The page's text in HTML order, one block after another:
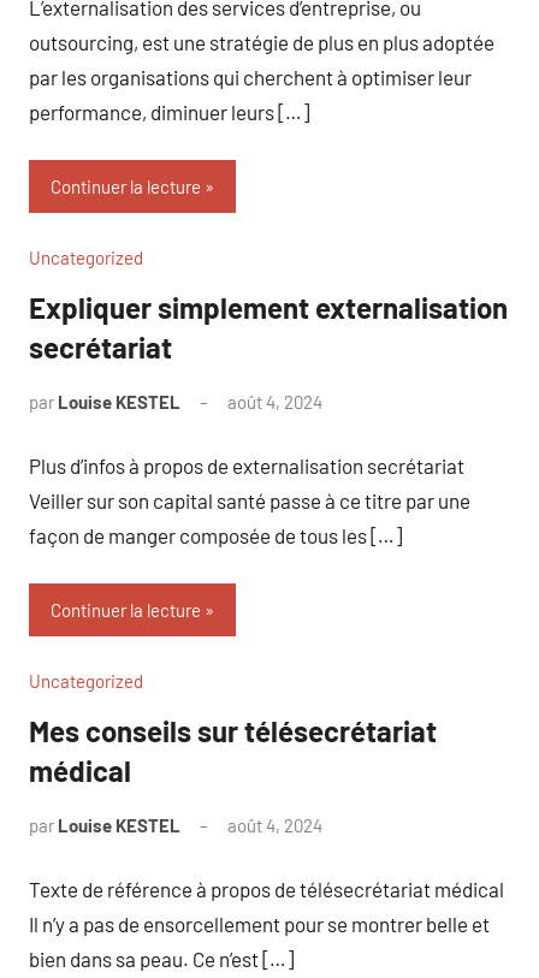
L’externalisation des services d’entreprise, ou
outsourcing, est une stratégie de plus en plus adoptée
par les organisations qui cherchent à optimiser leur
performance, diminuer leurs […]
Continuer la lecture
Uncategorized
Expliquer simplement externalisation
secrétariat
par Louise KESTEL août 4, 2024
Plus d’infos à propos de externalisation secrétariat
Veiller sur son capital santé passe à ce titre par une
façon de manger composée de tous les […]
Continuer la lecture
Uncategorized
Mes conseils sur télésecrétariat
médical
par Louise KESTEL août 4, 2024
Texte de référence à propos de télésecrétariat médical
Il n’y a pas de ensorcellement pour se montrer belle et
bien dans sa peau. Ce n’est […]